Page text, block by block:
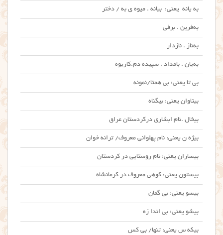
به یانه یعنی: بیانه . میوه ی به / دختر
به‌فرین . برفی
به‌ناز . نازدار
به‌یان . بامداد . سپیده دم.کاریوه
بی تا یعنی: بی همتا/نمونه
بیتاوان یعنی: بیگناه
بیخال .نام ابشاری درکردستان عراق
بیژه ن یعنی: نام پهلوانی معروف/ ترانه خوان
بیساران یعنی: نام روستایی در کردستان
بیستون یعنی: کوهی معروف در کرمانشاه
بیسو یعنی: بی گمان
بیشو یعنی: بی اندا زه
بیکه س یعنی: تنها/ بی کس